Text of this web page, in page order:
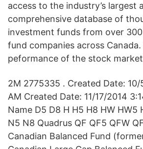
access to the industry’s largest
comprehensive database of
investment funds from over
fund companies across
peformance of the stock
2M 2775335 . Created Date:
AM Created Date: 11/17/2014
Name D5 D8 H H5 H8 HW HW5
N5 N8 Quadrus QF QF5 QFW
Canadian Balanced Fund